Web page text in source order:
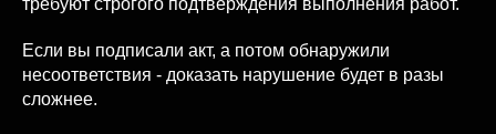
Если вы подписали акт, а потом обнаружили
несоответствия - доказать нарушение будет в разы
сложнее.